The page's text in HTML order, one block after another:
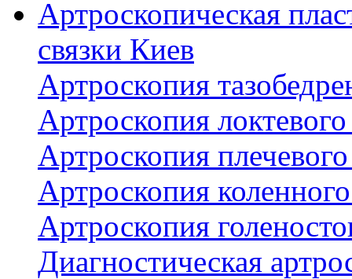
Артроскопическая
связки Киев
Артроскопия
Артроскопия
Артроскопия
Артроскопия
Артроскопия
Диагностическая